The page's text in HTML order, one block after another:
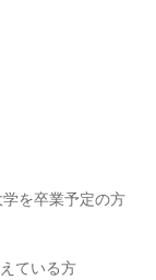
を卒業予定の方
ている方